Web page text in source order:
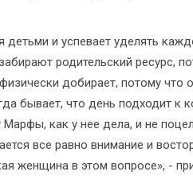
детьми и успевает уделять
родительский ресурс,
добирает, потому что
бывает, что день подходит к
как у нее дела, и не
все равно внимание и
женщина в этом вопросе», -